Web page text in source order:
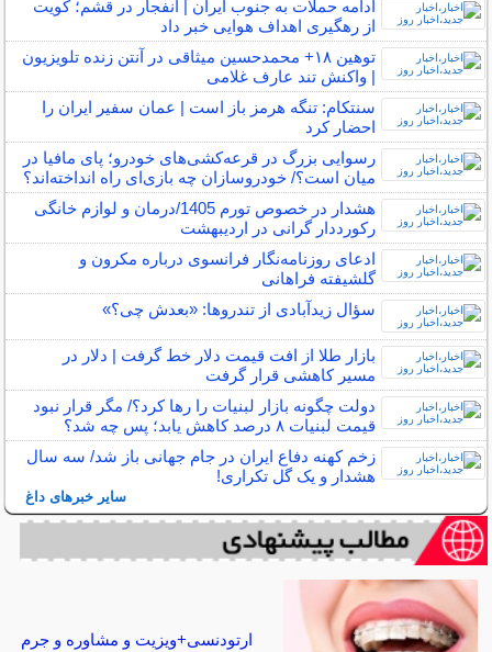
ادامه حملات به جنوب ایران | انفجار در قشم؛ کویت
از رهگیری اهداف هوایی خبر داد
توهین ۱۸+ محمدحسین میثاقی در آنتن زنده تلویزیون
| واکنش تند عارف غلامی
سنتکام: تنگه هرمز باز است | عمان سفیر ایران را
احضار کرد
رسوایی بزرگ در قرعه‌کشی‌های خودرو؛ پای مافیا در
میان است؟/ خودروسازان چه بازی‌ای راه انداخته‌اند؟
هشدار در خصوص تورم 1405/درمان و لوازم خانگی
رکورددار گرانی در اردیبهشت
ادعای روزنامه‌نگار فرانسوی درباره مکرون و
گلشیفته فراهانی
سؤال زیدآبادی از تندروها: «بعدش چی؟»
بازار طلا از افت قیمت دلار خط گرفت | دلار در
مسیر کاهشی قرار گرفت
دولت چگونه بازار لبنیات را رها کرد؟/ مگر قرار نبود
قیمت لبنیات ۸ درصد کاهش یابد؛ پس چه شد؟
زخم کهنه دفاع ایران در جام جهانی باز شد/ سه سال
هشدار و یک گل تکراری!
سایر خبرهای داغ
ارتودنسی+ویزیت و مشاوره و جرم